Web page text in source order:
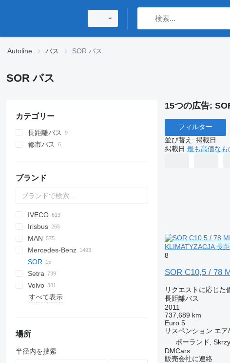
Autoline バス SOR バス
SOR バス
カテゴリー
長距離バス
都市バス
ブランド
D-093
A-09216
A10
H7
Probus
Maestro
Aura
Eurostar E
Futura
Magiq
SB
XF
Ducato
E-series
BJ
KLQ
Liesse
Melpha
Rainbow
Selega
IVECO
Crossway
Daily
EuroCargo
Euroclass
Eurorider
Evadys
Ferqui Sunrise
Rapido
530
Irisbus
Ares
Axer
Citelis
Crossway
Domino
Evadys
Proway
Century
I-series
Erga
Gala
Journey
Novo
Visigo
C-series
LC
STAR
HIGER
XMQ
MAN
A-series
IRIZAR
LE
Lion's series
NL series
203
206
Mercedes-Benz
Actros
Atego
Citaro
Conecto
O-series
L-series
Cityliner
Euroliner
Jetliner
Megaliner
Civilian
Navigo
Sultan
Ulyso T
Vectio
Ares
Iliade
Mascott
Master
SOR
Carrus
Century
Interlink
Scala
Setra
S-series
SG
Alpino
InterUrbino
LD
MD
Safari
Caetano
Coaster
Ambassador
Axial
FHD
Futura
JSD
Ambassador
Futura
A-series
Astromega
Crafter
Volvo
7700
9900
ZK
LCK
すべて表示
場所
半径内を捜索
15つの広告:
フィルター
並び替え : 掲載日
掲載日 最も高価なも
KLIMATYZACJA 長
8
SOR C10,5 / 78
リクエストに応じた
長距離バス
2011
737,689 km
Euro 5
サスペンション エア
ポーランド,
DMCars
販売会社に連絡